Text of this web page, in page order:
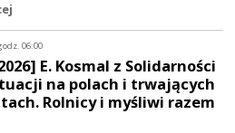
06:00
E. Kosmal z Solidarności
na polach i trwających
Rolnicy i myśliwi razem